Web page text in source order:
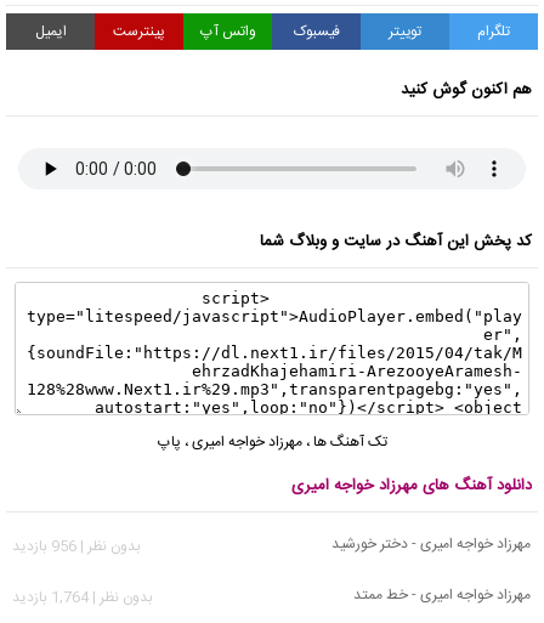
تلگرام توییتر فیسبوک واتس آپ پینترست ایمیل
هم اکنون گوش کنید
کد پخش این آهنگ در سایت و وبلاگ شما
تک آهنگ ها،مهرزاد خواجه امیری، پاپ
دانلود آهنگ های مهرزاد خواجه امیری
مهرزاد خواجه امیری - دختر خورشید
بدون نظر | 956 بازدید
مهرزاد خواجه امیری - خط ممتد
بدون نظر | 1,764 بازدید